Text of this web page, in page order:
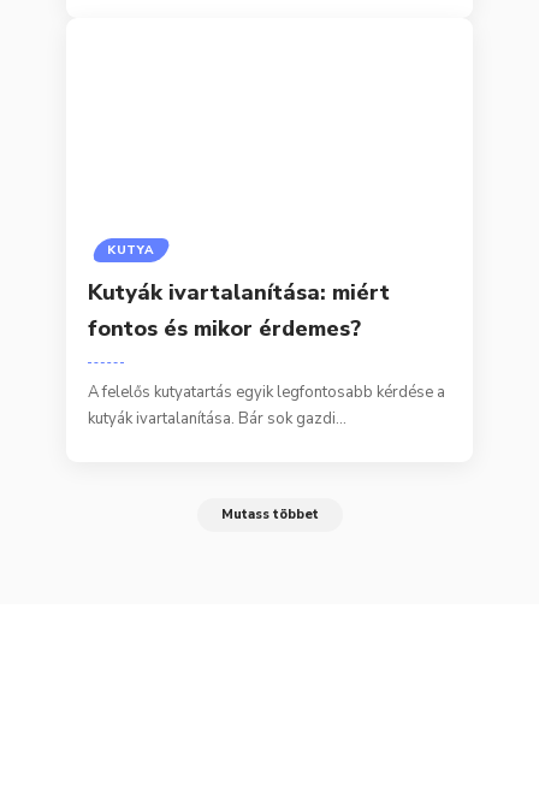
KUTYA
Kutyák ivartalanítása: miért
fontos és mikor érdemes?
A felelős kutyatartás egyik legfontosabb kérdése a
kutyák ivartalanítása. Bár sok gazdi…
Mutass többet